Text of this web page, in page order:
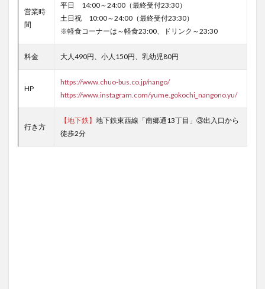
営業時
間
平日 14:00～24:00（最終受付23:30）
土日祝 10:00～24:00（最終受付23:30）
※軽食コーナーは～軽食23:00、ドリンク～23:30
料金 大人490円、小人150円、乳幼児80円
HP
https://www.chuo-bus.co.jp/nango/
https://www.instagram.com/yume.gokochi_nangono.yu/
行き方
【地下鉄】 地下鉄東西線「南郷通13丁目」③出入口から
徒歩2分